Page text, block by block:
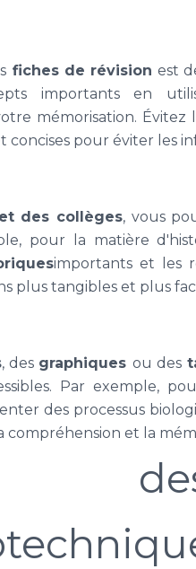
fiches de révision est
importants en
mémorisation. Évitez
concises pour éviter les
des collèges, vous
pour la matière
importants et les
plus tangibles et plus
, des graphiques ou des
Par exemple,
des processus
compréhension et la